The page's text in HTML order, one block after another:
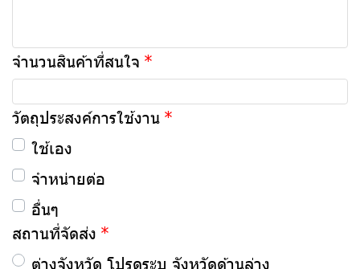
จำนวนสินค้าที่สนใจ
วัตถุประสงค์การใช้งาน
ใช้เอง
จำหน่ายต่อ
อื่นๆ
สถานที่จัดส่ง
ต่างจังหวัด โปรดระบุ จังหวัดด้านล่าง